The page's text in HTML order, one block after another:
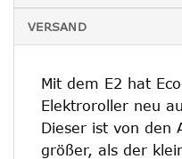
VERSAND
Mit dem E2 hat
Elektroroller neu
Dieser ist von den
größer, als der